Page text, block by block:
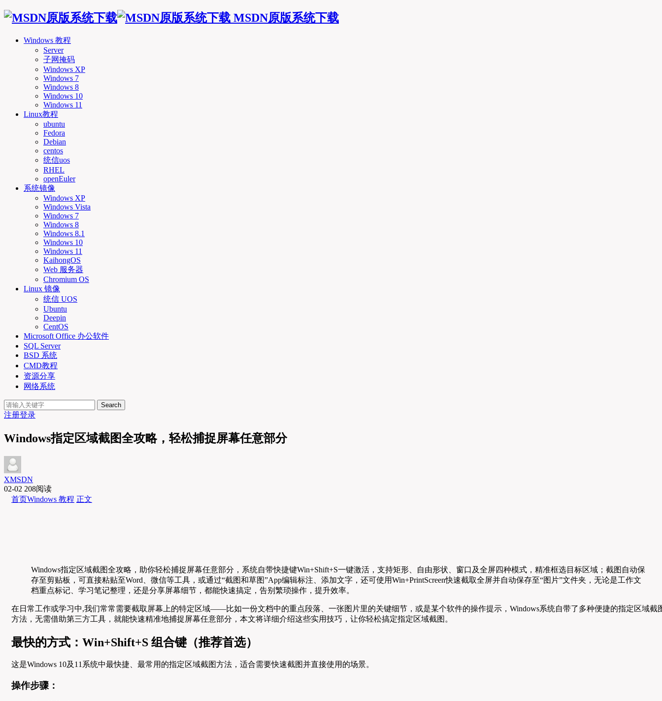
MSDN原版系统下载
Windows 教程
Server
子网掩码
Windows XP
Windows 7
Windows 8
Windows 10
Windows 11
Linux教程
ubuntu
Fedora
Debian
centos
统信uos
RHEL
openEuler
系统镜像
Windows XP
Windows Vista
Windows 7
Windows 8
Windows 8.1
Windows 10
Windows 11
KaihongOS
Web 服务器
Chromium OS
Linux 镜像
统信 UOS
Ubuntu
Deepin
CentOS
Microsoft Office 办公软件
SQL Server
BSD 系统
CMD教程
资源分享
网络系统
Search
注册登录
Windows指定区域截图全攻略，轻松捕捉屏幕任意部分
XMSDN
02-02 208阅读
首页Windows 教程 正文
Windows指定区域截图全攻略，助你轻松捕捉屏幕任意部分，系统自带快捷键Win+Shift+S一键激活，支持矩形、自由形状、窗口及全屏四种模式，精准框选目标区域；截图自动保
存至剪贴板，可直接粘贴至Word、微信等工具，或通过“截图和草图”App编辑标注、添加文字，还可使用Win+PrintScreen快速截取全屏并自动保存至“图片”文件夹，无论是工作文
档重点标记、学习笔记整理，还是分享屏幕细节，都能快速搞定，告别繁琐操作，提升效率。
在日常工作或学习中,我们常常需要截取屏幕上的特定区域——比如一份文档中的重点段落、一张图片里的关键细节，或是某个软件的操作提示，Windows系统自带了多种便捷的指定区域截
方法，无需借助第三方工具，就能快速精准地捕捉屏幕任意部分，本文将详细介绍这些实用技巧，让你轻松搞定指定区域截图。
最快的方式：Win+Shift+S 组合键（推荐首选）
这是Windows 10及11系统中最快捷、最常用的指定区域截图方法，适合需要快速截图并直接使用的场景。
操作步骤：